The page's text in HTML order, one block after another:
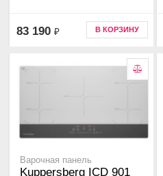
83 190 ₽ В КОРЗИНУ
Варочная панель
Kuppersberg ICD 901